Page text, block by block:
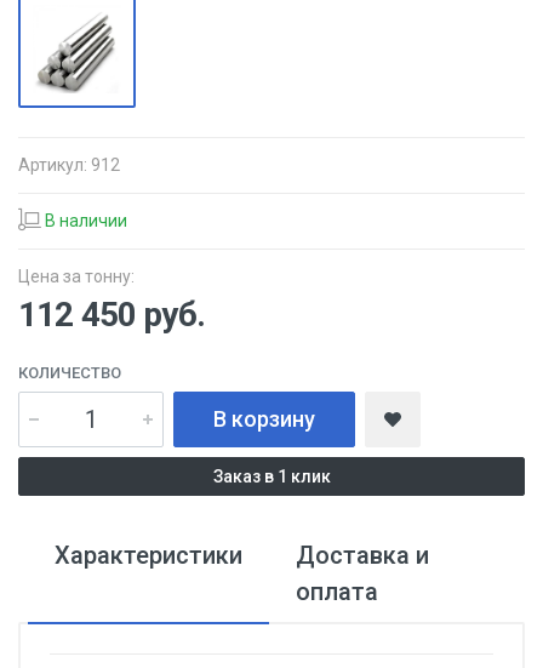
Артикул: 912
В наличии
Цена за тонну:
112 450 руб.
КОЛИЧЕСТВО
В корзину
Заказ в 1 клик
Характеристики
Доставка и
оплата